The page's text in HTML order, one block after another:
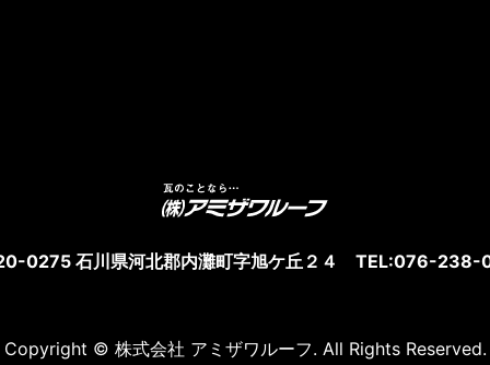
0275 石川県河北郡内灘町字旭ケ丘２４ TEL:076-238-
Copyright © 株式会社 アミザワルーフ. All Rights Reserved.